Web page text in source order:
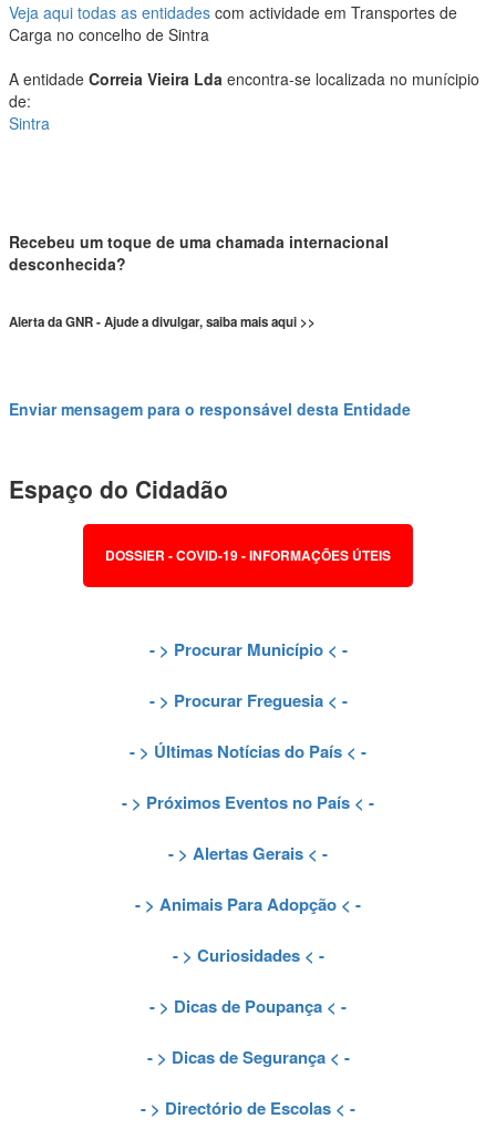
Veja aqui todas as entidades com actividade em Transportes de
Carga no concelho de Sintra
A entidade Correia Vieira Lda encontra-se localizada no munícipio
de:
Sintra
Recebeu um toque de uma chamada internacional
desconhecida?
Alerta da GNR - Ajude a divulgar, saiba mais aqui >>
Enviar mensagem para o responsável desta Entidade
Espaço do Cidadão
DOSSIER - COVID-19 - INFORMAÇÕES ÚTEIS
- > Procurar Município< -
- > Procurar Freguesia< -
- > Últimas Notícias do País < -
- > Próximos Eventos no País < -
- > Alertas Gerais < -
- > Animais Para Adopção < -
- > Curiosidades< -
- > Dicas de Poupança < -
- > Dicas de Segurança< -
- > Directório de Escolas < -